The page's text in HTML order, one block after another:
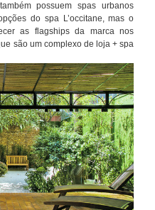
possuem spas urbanos
do spa L’occitane, mas o
as flagships da marca nos
são um complexo de loja + spa